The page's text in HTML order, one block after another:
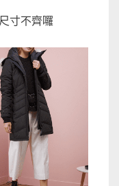
寸不齊囉